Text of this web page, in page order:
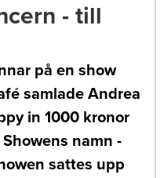
- till
på en show
samlade Andrea
in 1000 kronor
namn -
sattes upp